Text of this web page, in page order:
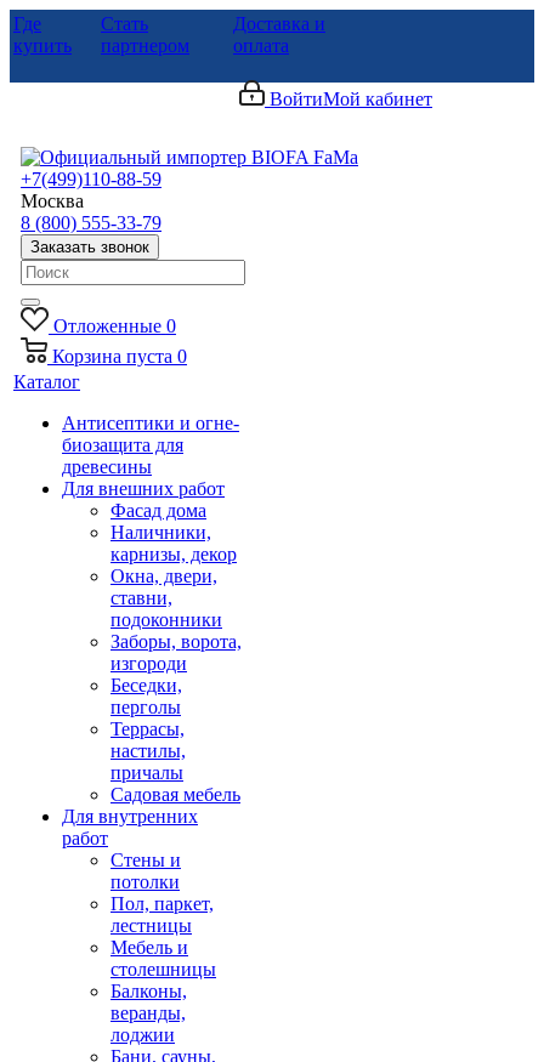
Где
купить
Стать
партнером
Доставка и
оплата
ВойтиМой кабинет
+7(499)110-88-59
Москва
8 (800) 555-33-79
Заказать звонок
Отложенные 0
Корзина пуста 0
Каталог
Антисептики и огне-
биозащита для
древесины
Для внешних работ
Фасад дома
Наличники,
карнизы, декор
Окна, двери,
ставни,
подоконники
Заборы, ворота,
изгороди
Беседки,
перголы
Террасы,
настилы,
причалы
Садовая мебель
Для внутренних
работ
Стены и
потолки
Пол, паркет,
лестницы
Мебель и
столешницы
Балконы,
веранды,
лоджии
Бани, сауны,